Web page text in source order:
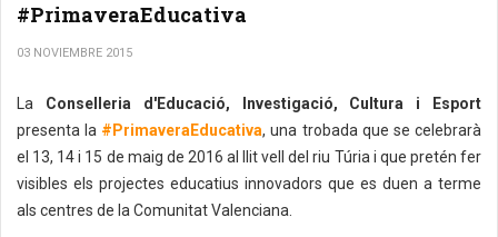
#PrimaveraEducativa
03 NOVIEMBRE 2015
La Conselleria d'Educació, Investigació, Cultura i Esport
presenta la #PrimaveraEducativa, una trobada que se celebrarà
el 13, 14 i 15 de maig de 2016 al llit vell del riu Túria i que pretén fer
visibles els projectes educatius innovadors que es duen a terme
als centres de la Comunitat Valenciana.